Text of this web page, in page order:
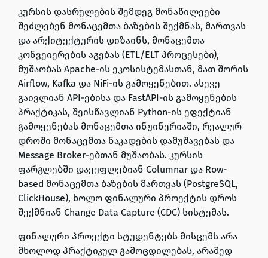
კურსის დასრულების შემდეგ მონაწილეები
შეძლებენ მონაცემთა ბაზების შექმნას, მართვას
და არქიტექტურის დიზაინს, მონაცემთა
კონვეიერების აგებას (ETL/ELT პროცესები),
მუშაობას Apache-ის ეკოსისტემასთან, მათ შორის
Airflow, Kafka და NiFi-ის გამოყენებით. ასევე
გაივლიან API-ებისა და FastAPI-ის გამოყენების
პრაქტიკას, შეისწავლიან Python-ის ეფექტიან
გამოყენებას მონაცემთა ინჟინერიაში, რეალურ
დროში მონაცემთა ნაკადების დამუშავებას და
Message Broker-ებთან მუშაობას. კურსის
ფარგლებში დაეუფლებიან Columnar და Row-
based მონაცემთა ბაზების მართვას (PostgreSQL,
ClickHouse), ხოლო ფინალური პროექტის დროს
შექმნიან Change Data Capture (CDC) სისტემას.
ფინალური პროექტი სტუდენტებს მისცემს არა
მხოლოდ პრაქტიკულ გამოცდილებას, არამედ